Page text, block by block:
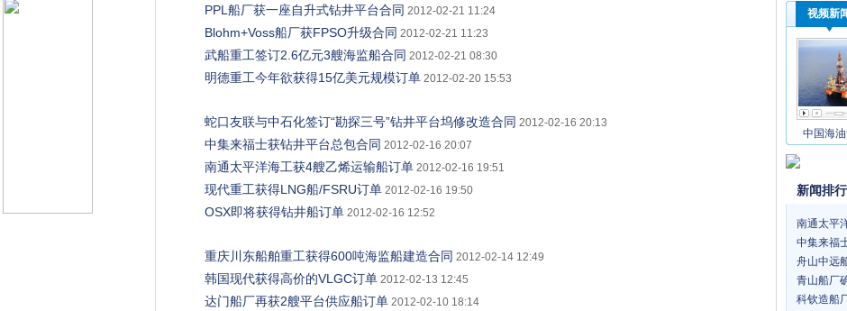
PPL船厂获一座自升式钻井平台合同 2012-02-21 11:24
Blohm+Voss船厂获FPSO升级合同 2012-02-21 11:23
武船重工签订2.6亿元3艘海监船合同 2012-02-21 08:30
明德重工今年欲获得15亿美元规模订单 2012-02-20 15:53
蛇口友联与中石化签订“勘探三号”钻井平台坞修改造合同 2012-02-16 20:13
中集来福士获钻井平台总包合同 2012-02-16 20:07
南通太平洋海工获4艘乙烯运输船订单 2012-02-16 19:51
现代重工获得LNG船/FSRU订单 2012-02-16 19:50
OSX即将获得钻井船订单 2012-02-16 12:52
重庆川东船舶重工获得600吨海监船建造合同 2012-02-14 12:49
韩国现代获得高价的VLGC订单 2012-02-13 12:45
达门船厂再获2艘平台供应船订单 2012-02-10 18:14
视频新
中国海
新闻排行
南通太平
中集来福
舟山中远
青山船厂
科钦造船